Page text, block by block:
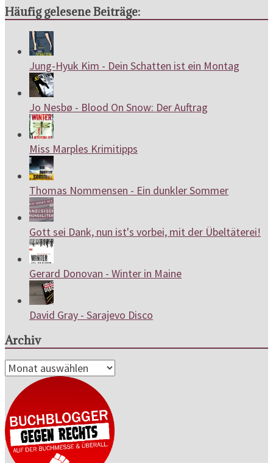
Häufig gelesene Beiträge:
Jung-Hyuk Kim - Dein Schatten ist ein Montag
Jo Nesbø - Blood On Snow: Der Auftrag
Miss Marples Krimitipps
Thomas Nommensen - Ein dunkler Sommer
Gott sei Dank, nun ist's vorbei, mit der Übeltäterei!
Gerard Donovan - Winter in Maine
David Gray - Sarajevo Disco
Archiv
Archiv